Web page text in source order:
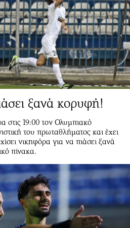
ξανά κορυφή!
στις 19:00 τον Ολυμπιακό
του πρωταθλήματος και έχει
νικηφόρα για να πιάσει ξανά
πίνακα.